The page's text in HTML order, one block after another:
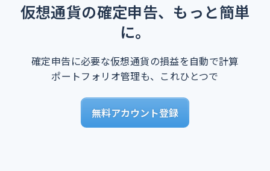
仮想通貨の確定申告、もっと簡単
に。
確定申告に必要な仮想通貨の損益を自動で計算
ポートフォリオ管理も、これひとつで
無料アカウント登録